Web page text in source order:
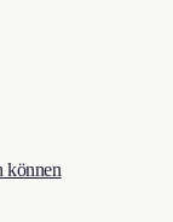
können